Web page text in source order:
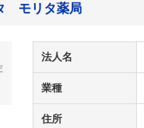
モリタ薬局
法人名
業種
住所